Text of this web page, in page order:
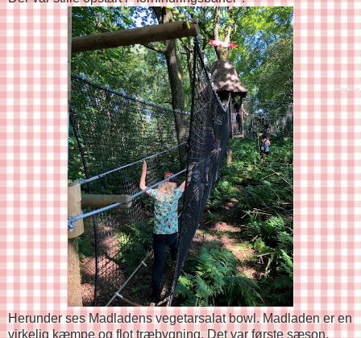
Herunder ses Madladens vegetarsalat bowl. Madladen er en
virkelig kæmpe og flot træbygning. Det var første sæson,